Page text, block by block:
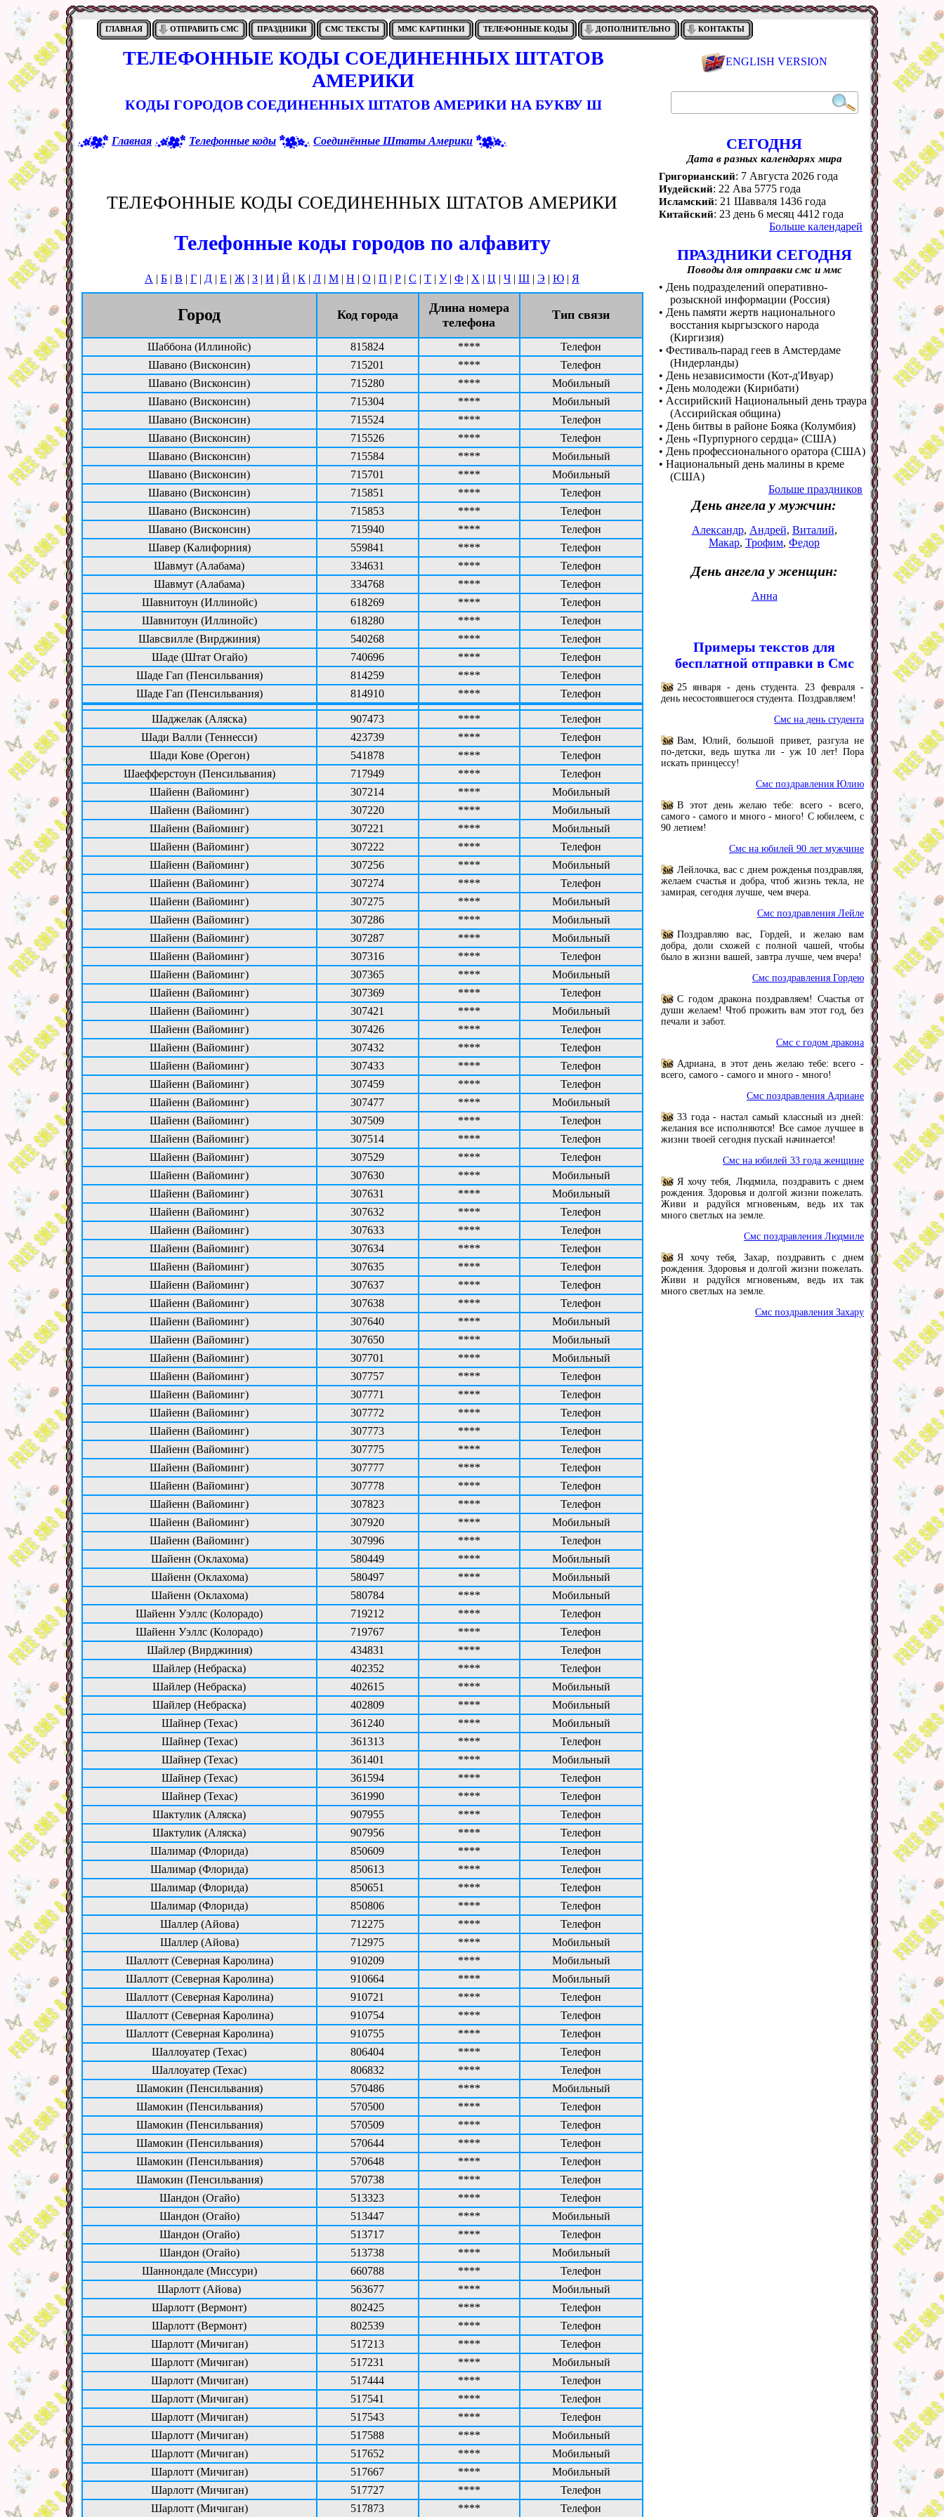
ГЛАВНАЯ ОТПРАВИТЬ СМС ПРАЗДНИКИ СМС ТЕКСТЫ ММС КАРТИНКИ ТЕЛЕФОННЫЕ КОДЫ ДОПОЛНИТЕЛЬНО КОНТАКТЫ
ТЕЛЕФОННЫЕ КОДЫ СОЕДИНЕННЫХ ШТАТОВ
АМЕРИКИ
КОДЫ ГОРОДОВ СОЕДИНЕННЫХ ШТАТОВ АМЕРИКИ НА БУКВУ Ш
Главная Телефонные коды Соединённые Штаты Америки
ТЕЛЕФОННЫЕ КОДЫ СОЕДИНЕННЫХ ШТАТОВ АМЕРИКИ
Телефонные коды городов по алфавиту
А | Б | В | Г | Д | Е | Ж | З | И | Й | К | Л | М | Н | О | П | Р | С | Т | У| Ф | Х | Ц | Ч | Ш | Э | Ю | Я
Город Код города
Длина номера
телефона
Тип связи
Шаббона (Иллинойс) 815824 ****
Телефон
Шавано (Висконсин)
715201 ****
Телефон
Шавано (Висконсин)
715280 ****
Мобильный
Шавано (Висконсин)
715304 ****
Мобильный
Шавано (Висконсин)
715524 ****
Телефон
Шавано (Висконсин)
715526 ****
Телефон
Шавано (Висконсин)
715584 ****
Мобильный
Шавано (Висконсин)
715701 ****
Мобильный
Шавано (Висконсин)
715851 ****
Телефон
Шавано (Висконсин)
715853 ****
Телефон
Шавано (Висконсин)
715940 ****
Телефон
Шавер (Калифорния)
559841 ****
Телефон
Шавмут (Алабама)
334631 ****
Телефон
Шавмут (Алабама)
334768 ****
Телефон
Шавнитоун (Иллинойс)
618269 ****
Телефон
Шавнитоун (Иллинойс)
618280 ****
Телефон
Шавсвилле (Вирджиния)
540268 ****
Телефон
Шаде (Штат Огайо)
740696 ****
Телефон
Шаде Гап (Пенсильвания)
814259 ****
Телефон
Шаде Гап (Пенсильвания)
814910 **** Телефон
Шаджелак (Аляска) 907473 ****
Телефон
Шади Валли (Теннесси)
423739 ****
Телефон
Шади Кове (Орегон)
541878 ****
Телефон
Шаефферстоун (Пенсильвания)
717949 ****
Телефон
Шайенн (Вайоминг)
307214 ****
Мобильный
Шайенн (Вайоминг)
307220 ****
Мобильный
Шайенн (Вайоминг)
307221 ****
Мобильный
Шайенн (Вайоминг)
307222 ****
Телефон
Шайенн (Вайоминг)
307256 ****
Мобильный
Шайенн (Вайоминг)
307274 ****
Телефон
Шайенн (Вайоминг)
307275 ****
Мобильный
Шайенн (Вайоминг)
307286 ****
Мобильный
Шайенн (Вайоминг)
307287 ****
Мобильный
Шайенн (Вайоминг)
307316 ****
Телефон
Шайенн (Вайоминг)
307365 ****
Мобильный
Шайенн (Вайоминг)
307369 ****
Телефон
Шайенн (Вайоминг)
307421 ****
Мобильный
Шайенн (Вайоминг)
307426 ****
Телефон
Шайенн (Вайоминг)
307432 ****
Телефон
Шайенн (Вайоминг)
307433 ****
Телефон
Шайенн (Вайоминг)
307459 ****
Телефон
Шайенн (Вайоминг)
307477 ****
Мобильный
Шайенн (Вайоминг)
307509 ****
Телефон
Шайенн (Вайоминг)
307514 ****
Телефон
Шайенн (Вайоминг)
307529 ****
Телефон
Шайенн (Вайоминг)
307630 ****
Мобильный
Шайенн (Вайоминг)
307631 ****
Мобильный
Шайенн (Вайоминг)
307632 ****
Телефон
Шайенн (Вайоминг)
307633 ****
Телефон
Шайенн (Вайоминг)
307634 ****
Телефон
Шайенн (Вайоминг)
307635 ****
Телефон
Шайенн (Вайоминг)
307637 ****
Телефон
Шайенн (Вайоминг)
307638 ****
Телефон
Шайенн (Вайоминг)
307640 ****
Мобильный
Шайенн (Вайоминг)
307650 ****
Мобильный
Шайенн (Вайоминг)
307701 ****
Мобильный
Шайенн (Вайоминг)
307757 ****
Телефон
Шайенн (Вайоминг)
307771 ****
Телефон
Шайенн (Вайоминг)
307772 ****
Телефон
Шайенн (Вайоминг)
307773 ****
Телефон
Шайенн (Вайоминг)
307775 ****
Телефон
Шайенн (Вайоминг)
307777 ****
Телефон
Шайенн (Вайоминг)
307778 ****
Телефон
Шайенн (Вайоминг)
307823 ****
Телефон
Шайенн (Вайоминг)
307920 ****
Мобильный
Шайенн (Вайоминг)
307996 ****
Телефон
Шайенн (Оклахома)
580449 ****
Мобильный
Шайенн (Оклахома)
580497 ****
Мобильный
Шайенн (Оклахома)
580784 ****
Мобильный
Шайенн Уэллс (Колорадо)
719212 ****
Телефон
Шайенн Уэллс (Колорадо)
719767 ****
Телефон
Шайлер (Вирджиния)
434831 ****
Телефон
Шайлер (Небраска)
402352 ****
Телефон
Шайлер (Небраска)
402615 ****
Мобильный
Шайлер (Небраска)
402809 ****
Мобильный
Шайнер (Техас)
361240 ****
Мобильный
Шайнер (Техас)
361313 ****
Телефон
Шайнер (Техас)
361401 ****
Мобильный
Шайнер (Техас)
361594 ****
Телефон
Шайнер (Техас)
361990 ****
Телефон
Шактулик (Аляска)
907955 ****
Телефон
Шактулик (Аляска)
907956 ****
Телефон
Шалимар (Флорида)
850609 ****
Телефон
Шалимар (Флорида)
850613 ****
Телефон
Шалимар (Флорида)
850651 ****
Телефон
Шалимар (Флорида)
850806 ****
Телефон
Шаллер (Айова)
712275 ****
Телефон
Шаллер (Айова)
712975 ****
Мобильный
Шаллотт (Северная Каролина)
910209 ****
Мобильный
Шаллотт (Северная Каролина)
910664 ****
Мобильный
Шаллотт (Северная Каролина)
910721 ****
Телефон
Шаллотт (Северная Каролина)
910754 ****
Телефон
Шаллотт (Северная Каролина)
910755 ****
Телефон
Шаллоуатер (Техас)
806404 ****
Телефон
Шаллоуатер (Техас)
806832 ****
Телефон
Шамокин (Пенсильвания)
570486 ****
Мобильный
Шамокин (Пенсильвания)
570500 ****
Телефон
Шамокин (Пенсильвания)
570509 ****
Телефон
Шамокин (Пенсильвания)
570644 ****
Телефон
Шамокин (Пенсильвания)
570648 ****
Телефон
Шамокин (Пенсильвания)
570738 ****
Телефон
Шандон (Огайо)
513323 ****
Телефон
Шандон (Огайо)
513447 ****
Мобильный
Шандон (Огайо)
513717 ****
Телефон
Шандон (Огайо)
513738 ****
Мобильный
Шаннондале (Миссури)
660788 ****
Телефон
Шарлотт (Айова)
563677 ****
Мобильный
Шарлотт (Вермонт)
802425 ****
Телефон
Шарлотт (Вермонт)
802539 ****
Телефон
Шарлотт (Мичиган)
517213 ****
Телефон
Шарлотт (Мичиган)
517231 ****
Мобильный
Шарлотт (Мичиган)
517444 ****
Телефон
Шарлотт (Мичиган)
517541 ****
Телефон
Шарлотт (Мичиган)
517543 ****
Телефон
Шарлотт (Мичиган)
517588 ****
Мобильный
Шарлотт (Мичиган)
517652 ****
Мобильный
Шарлотт (Мичиган)
517667 ****
Мобильный
Шарлотт (Мичиган)
517727 ****
Телефон
Шарлотт (Мичиган)
517873 **** Телефон
ENGLISH VERSION
СЕГОДНЯ
Дата в разных календарях мира
Григорианский: 7 Августа 2026 года
Иудейский: 22 Ава 5775 года
Исламский: 21 Шавваля 1436 года
Китайский: 23 день 6 месяц 4412 года
Больше календарей
ПРАЗДНИКИ СЕГОДНЯ
Поводы для отправки смс и ммс
• День подразделений оперативно-
розыскной информации (Россия)
• День памяти жертв национального
восстания кыргызского народа
(Киргизия)
• Фестиваль-парад геев в Амстердаме
(Нидерланды)
• День независимости (Кот-д'Ивуар)
• День молодежи (Кирибати)
• Ассирийский Национальный день траура
(Ассирийская община)
• День битвы в районе Бояка (Колумбия)
• День «Пурпурного сердца» (США)
• День профессионального оратора (США)
• Национальный день малины в креме
(США)
Больше праздников
День ангела у мужчин:
Александр, Андрей, Виталий,
Макар, Трофим, Федор
День ангела у женщин:
Анна
Примеры текстов для
бесплатной отправки в Смс
25 января - день студента. 23 февраля -
день несостоявшегося студента. Поздравляем!
Смс на день студента
Вам, Юлий, большой привет, разгула не
по-детски, ведь шутка ли - уж 10 лет! Пора
искать принцессу!
Смс поздравления Юлию
В этот день желаю тебе: всего - всего,
самого - самого и много - много! С юбилеем, с
90 летием!
Смс на юбилей 90 лет мужчине
Лейлочка, вас с днем рожденья поздравляя,
желаем счастья и добра, чтоб жизнь текла, не
замирая, сегодня лучше, чем вчера.
Смс поздравления Лейле
Поздравляю вас, Гордей, и желаю вам
добра, доли схожей с полной чашей, чтобы
было в жизни вашей, завтра лучше, чем вчера!
Смс поздравления Гордею
С годом дракона поздравляем! Счастья от
души желаем! Чтоб прожить вам этот год, без
печали и забот.
Смс с годом дракона
Адриана, в этот день желаю тебе: всего -
всего, самого - самого и много - много!
Смс поздравления Адриане
33 года - настал самый классный из дней:
желания все исполняются! Все самое лучшее в
жизни твоей сегодня пускай начинается!
Смс на юбилей 33 года женщине
Я хочу тебя, Людмила, поздравить с днем
рождения. Здоровья и долгой жизни пожелать.
Живи и радуйся мгновеньям, ведь их так
много светлых на земле.
Смс поздравления Людмиле
Я хочу тебя, Захар, поздравить с днем
рождения. Здоровья и долгой жизни пожелать.
Живи и радуйся мгновеньям, ведь их так
много светлых на земле.
Смс поздравления Захару